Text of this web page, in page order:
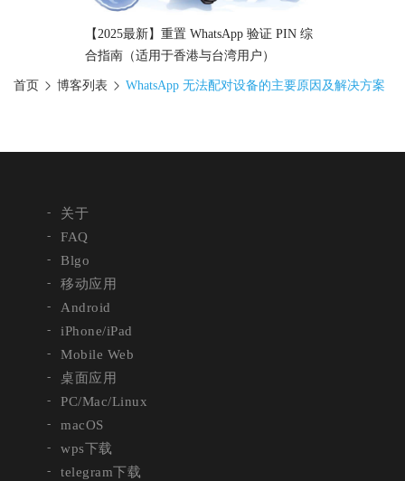
【2025最新】重置 WhatsApp 验证 PIN 综
合指南（适用于香港与台湾用户）
首页 博客列表 WhatsApp 无法配对设备的主要原因及解决方案
关于
FAQ
Blgo
移动应用
Android
iPhone/iPad
Mobile Web
桌面应用
PC/Mac/Linux
macOS
wps下载
telegram下载